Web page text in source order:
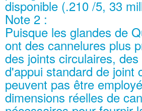
disponible (.210 /5, 33
Note 2 :
Puisque les glandes de
ont des cannelures plus
des joints circulaires,
d'appui standard de joint
peuvent pas être
dimensions réelles de